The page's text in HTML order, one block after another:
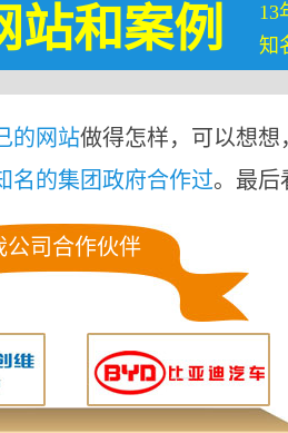
站和案例
13
知
的网站做得怎样，可以想
名的集团政府合作过。最后
公司合作伙伴